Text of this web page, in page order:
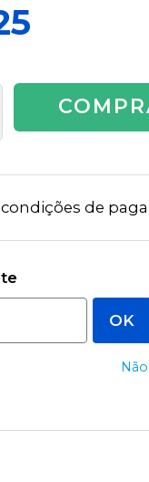
condições de